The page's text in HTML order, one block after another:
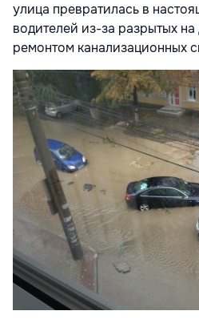
улица превратилась в
водителей из-за разрытых
ремонтом канализационных